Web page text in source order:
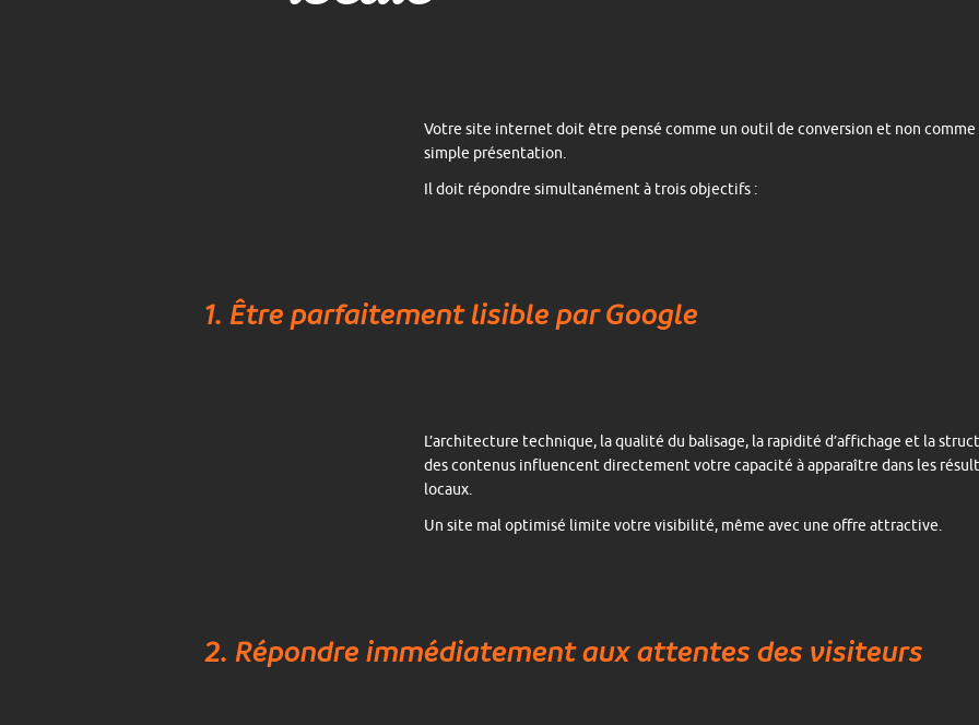
Votre site internet doit être pensé comme un outil de conversion et non comme
simple présentation.
Il doit répondre simultanément à trois objectifs :
1. Être parfaitement lisible par Google
L’architecture technique, la qualité du balisage, la rapidité d’affichage et la
des contenus influencent directement votre capacité à apparaître dans les
locaux.
Un site mal optimisé limite votre visibilité, même avec une offre attractive.
2. Répondre immédiatement aux attentes des visiteurs